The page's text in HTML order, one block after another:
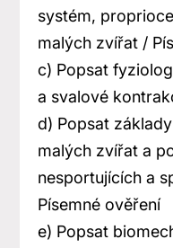
systém,
malých zvířat /
c) Popsat
a svalové
d) Popsat
malých zvířat a
nesportujících a
Písemné ověření
e) Popsat